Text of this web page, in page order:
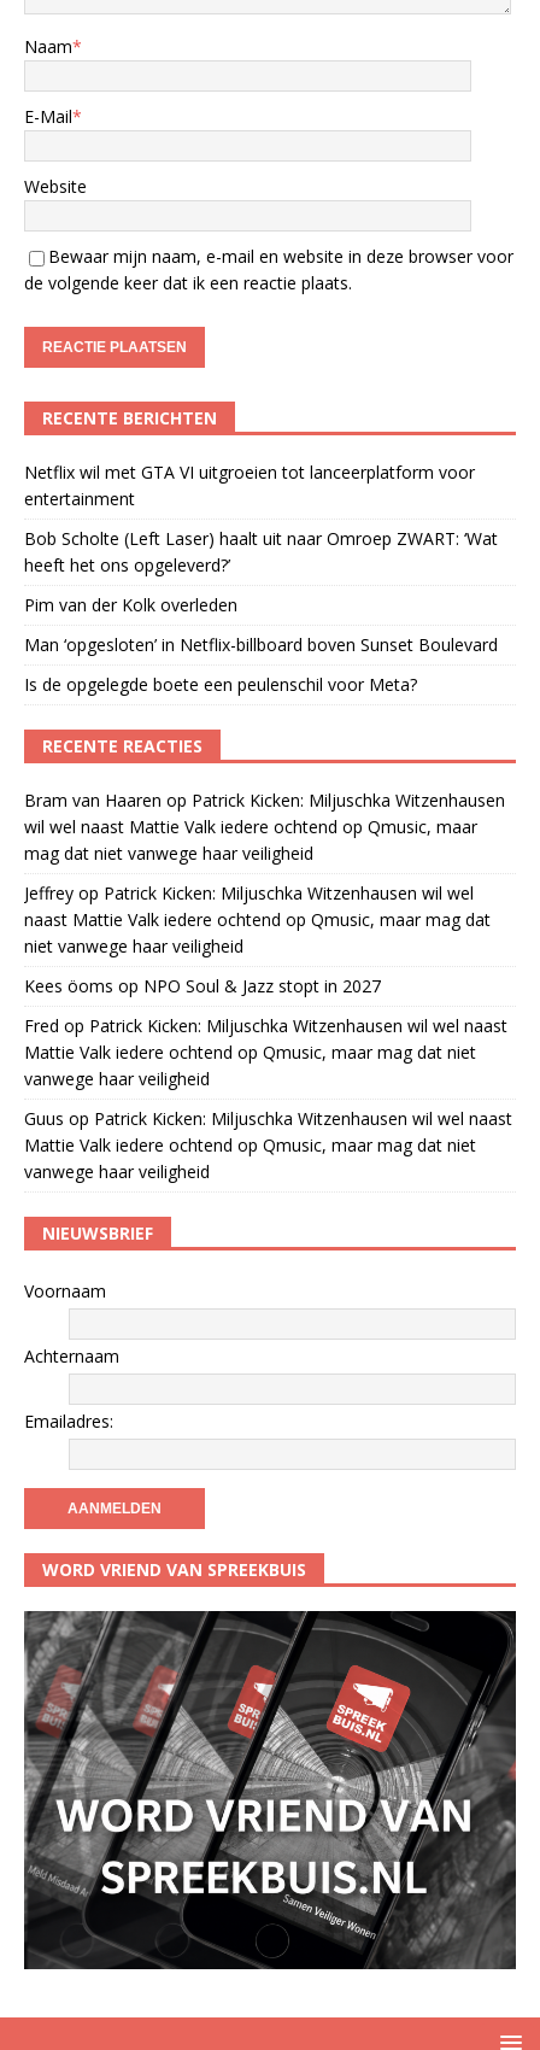
Naam*
E-Mail*
Website
Bewaar mijn naam, e-mail en website in deze browser voor
de volgende keer dat ik een reactie plaats.
RECENTE BERICHTEN
Netflix wil met GTA VI uitgroeien tot lanceerplatform voor
entertainment
Bob Scholte (Left Laser) haalt uit naar Omroep ZWART: ‘Wat
heeft het ons opgeleverd?’
Pim van der Kolk overleden
Man ‘opgesloten’ in Netflix-billboard boven Sunset Boulevard
Is de opgelegde boete een peulenschil voor Meta?
RECENTE REACTIES
Bram van Haaren op Patrick Kicken: Miljuschka Witzenhausen
wil wel naast Mattie Valk iedere ochtend op Qmusic, maar
mag dat niet vanwege haar veiligheid
Jeffrey op Patrick Kicken: Miljuschka Witzenhausen wil wel
naast Mattie Valk iedere ochtend op Qmusic, maar mag dat
niet vanwege haar veiligheid
Kees öoms op NPO Soul & Jazz stopt in 2027
Fred op Patrick Kicken: Miljuschka Witzenhausen wil wel naast
Mattie Valk iedere ochtend op Qmusic, maar mag dat niet
vanwege haar veiligheid
Guus op Patrick Kicken: Miljuschka Witzenhausen wil wel naast
Mattie Valk iedere ochtend op Qmusic, maar mag dat niet
vanwege haar veiligheid
NIEUWSBRIEF
Voornaam
Achternaam
Emailadres:
WORD VRIEND VAN SPREEKBUIS